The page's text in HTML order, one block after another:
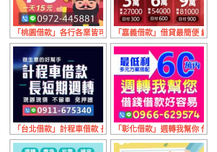
「桃園借款」各行各業皆可辦 有工作來就借 | 1~5萬 1天15元
「嘉義借款」借貸最簡便 繳
「台北借款」計程車借款 長短期週轉 | 現辦現領 不留車免
「彰化借款」週轉我幫你 借